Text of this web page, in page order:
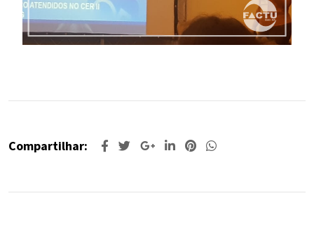
Compartilhar: